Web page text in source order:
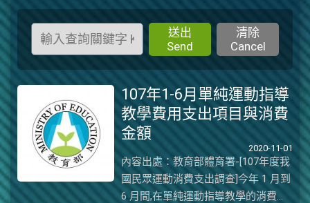
送出
Send
清除
Cancel
107年1-6月單純運動指導
教學費用支出項目與消費
金額
2020-11-01
內容出處：教育部體育署-[107年度我
國民眾運動消費支出調查]今年 1 月到
6 月間,在單純運動指導教學的消費金